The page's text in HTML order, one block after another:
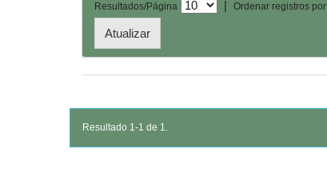
Resultados/Página | Ordenar registros por
Resultado 1-1 de 1.